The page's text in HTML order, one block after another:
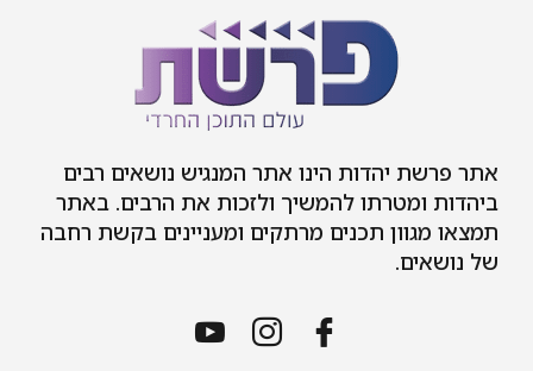
אתר פרשת יהדות הינו אתר המנגיש נושאים רבים
ביהדות ומטרתו להמשיך ולזכות את הרבים. באתר
תמצאו מגוון תכנים מרתקים ומעניינים בקשת רחבה
של נושאים.